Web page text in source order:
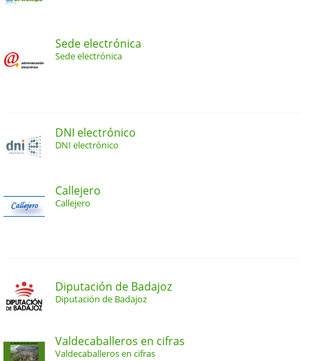
Sede electrónica
Sede electrónica
DNI electrónico
DNI electrónico
Callejero
Callejero
Diputación de Badajoz
Diputación de Badajoz
Valdecaballeros en cifras
Valdecaballeros en cifras